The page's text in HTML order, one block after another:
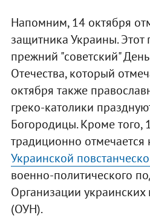
Напомним, 14 октября
защитника Украины. Этот
прежний "советский"
Отечества, который
октября также
греко-католики
Богородицы. Кроме того,
традиционно отмечается
Украинской
военно-политического
Организации украинских
(ОУН).